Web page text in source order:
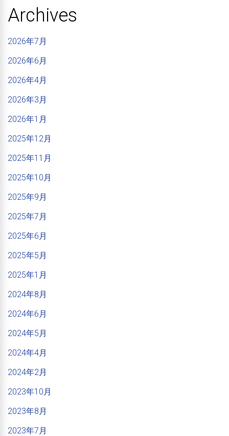
Archives
2026年7月
2026年6月
2026年4月
2026年3月
2026年1月
2025年12月
2025年11月
2025年10月
2025年9月
2025年7月
2025年6月
2025年5月
2025年1月
2024年8月
2024年6月
2024年5月
2024年4月
2024年2月
2023年10月
2023年8月
2023年7月